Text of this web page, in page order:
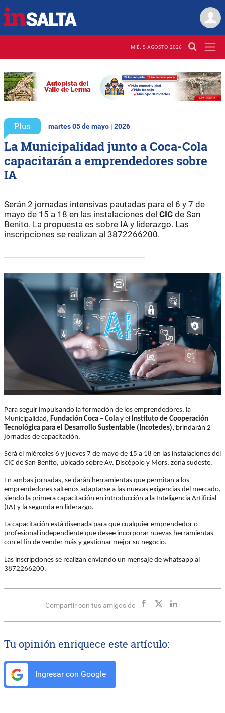
MIÉ. 5 AGOSTO 2026
Plus martes 05 de mayo | 2026
La Municipalidad junto a Coca-Cola
capacitarán a emprendedores sobre
IA
Serán 2 jornadas intensivas pautadas para el 6 y 7 de
mayo de 15 a 18 en las instalaciones del CIC de San
Benito. La propuesta es sobre IA y liderazgo. Las
inscripciones se realizan al 3872266200.
Para seguir impulsando la formación de los emprendedores, la
Municipalidad, Fundación Coca – Cola y el Instituto de Cooperación
Tecnológica para el Desarrollo Sustentable (Incotedes), brindarán 2
jornadas de capacitación.
Será el miércoles 6 y jueves 7 de mayo de 15 a 18 en las instalaciones del
CIC de San Benito, ubicado sobre Av. Discépolo y Mors, zona sudeste.
En ambas jornadas, se darán herramientas que permitan a los
emprendedores salteños adaptarse a las nuevas exigencias del mercado,
siendo la primera capacitación en introducción a la Inteligencia Artificial
(IA) y la segunda en liderazgo.
La capacitación está diseñada para que cualquier emprendedor o
profesional independiente que desee incorporar nuevas herramientas
con el fin de vender más y gestionar mejor su negocio.
Las inscripciones se realizan enviando un mensaje de whatsapp al
3872266200.
Compartir con tus amigos de
Tu opinión enriquece este artículo:
Ingresar con Google